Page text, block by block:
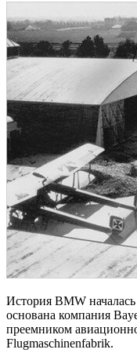
История BMW
основана компания
преемником
Flugmaschinenfabrik.